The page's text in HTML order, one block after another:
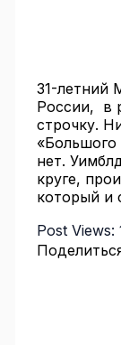
31-летний
России, в
строчку.
нет.
круге,
который и
Post Views: